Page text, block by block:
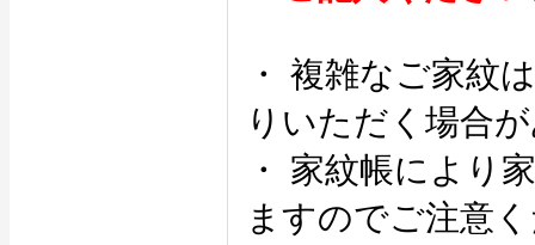
・ 複雑なご家紋
りいただく場合
・ 家紋帳により
ますのでご注意